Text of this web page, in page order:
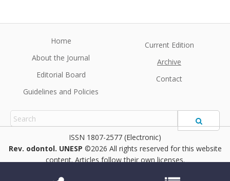
Home
About the Journal
Editorial Board
Guidelines and Policies
Current Edition
Archive
Contact
1807-2577 (Electronic)
Rev. odontol. UNESP ©2026 All rights reserved for this website
content. Articles follow their own licenses.